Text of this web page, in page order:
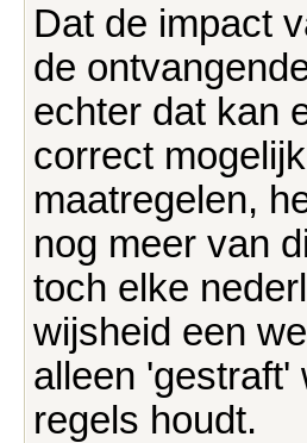
Dat de impact
de
echter dat kan
correct
maatregelen,
nog meer van
toch elke
wijsheid een
alleen 'gestraft'
regels houdt.